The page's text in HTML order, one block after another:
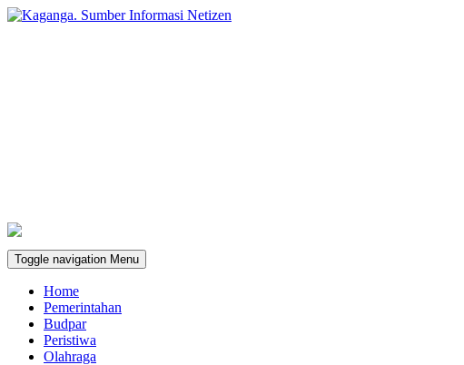
Toggle navigation Menu
Home
Pemerintahan
Budpar
Peristiwa
Olahraga